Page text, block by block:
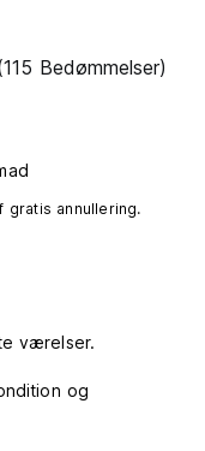
Bedømmelser)
gratis annullering.
værelser.
og